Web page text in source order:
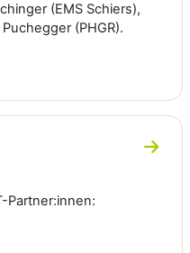
(EMS Schiers),
(PHGR).
Zum
Partner:innen: